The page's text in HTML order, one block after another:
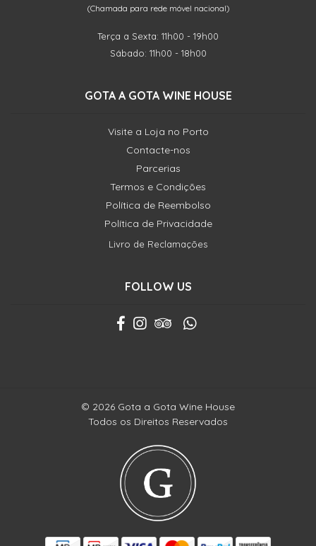
(Chamada para rede móvel nacional)
Terça a Sexta: 11h00 - 19h00
Sábado: 11h00 - 18h00
GOTA A GOTA WINE HOUSE
Visite a Loja no Porto
Contacte-nos
Parcerias
Termos e Condições
Política de Reembolso
Política de Privacidade
Livro de Reclamações
FOLLOW US
© 2026 Gota a Gota Wine House
Todos os Direitos Reservados